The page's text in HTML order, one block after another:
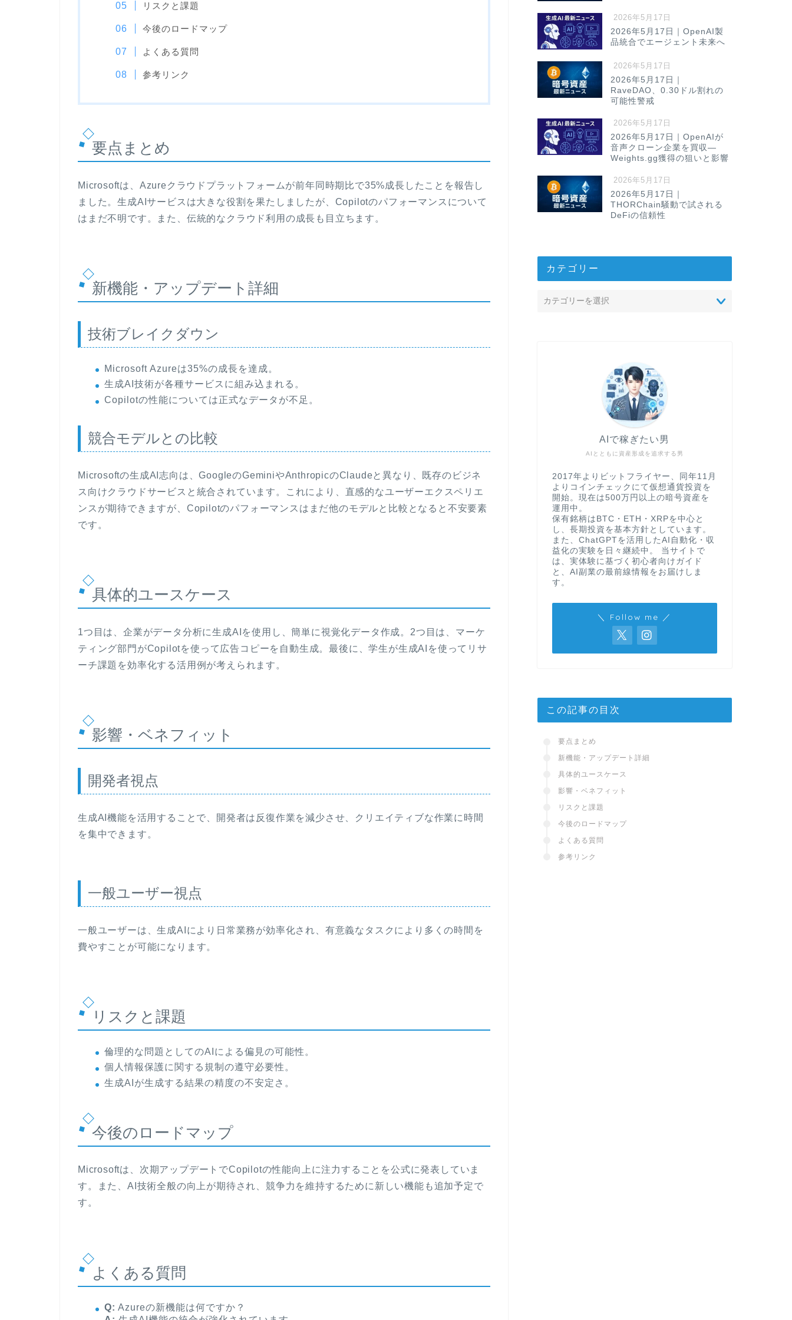
リスクと課題
今後のロードマップ
よくある質問
参考リンク
要点まとめ
Microsoftは、Azureクラウドプラットフォームが前年同時期比で35%成長したことを報告し
ました。生成AIサービスは大きな役割を果たしましたが、Copilotのパフォーマンスについて
はまだ不明です。また、伝統的なクラウド利用の成長も目立ちます。
新機能・アップデート詳細
技術ブレイクダウン
Microsoft Azureは35%の成長を達成。
生成AI技術が各種サービスに組み込まれる。
Copilotの性能については正式なデータが不足。
競合モデルとの比較
Microsoftの生成AI志向は、GoogleのGeminiやAnthropicのClaudeと異なり、既存のビジネ
ス向けクラウドサービスと統合されています。これにより、直感的なユーザーエクスペリエ
ンスが期待できますが、Copilotのパフォーマンスはまだ他のモデルと比較となると不安要素
です。
具体的ユースケース
1つ目は、企業がデータ分析に生成AIを使用し、簡単に視覚化データ作成。2つ目は、マーケ
ティング部門がCopilotを使って広告コピーを自動生成。最後に、学生が生成AIを使ってリサ
ーチ課題を効率化する活用例が考えられます。
影響・ベネフィット
開発者視点
生成AI機能を活用することで、開発者は反復作業を減少させ、クリエイティブな作業に時間
を集中できます。
一般ユーザー視点
一般ユーザーは、生成AIにより日常業務が効率化され、有意義なタスクにより多くの時間を
費やすことが可能になります。
リスクと課題
倫理的な問題としてのAIによる偏見の可能性。
個人情報保護に関する規制の遵守必要性。
生成AIが生成する結果の精度の不安定さ。
今後のロードマップ
Microsoftは、次期アップデートでCopilotの性能向上に注力することを公式に発表していま
す。また、AI技術全般の向上が期待され、競争力を維持するために新しい機能も追加予定で
す。
よくある質問
Q: Azureの新機能は何ですか？
2026年5月17日
2026年5月17日｜OpenAI製
品統合でエージェント未来へ
2026年5月17日
2026年5月17日｜
RaveDAO、0.30ドル割れの
可能性警戒
2026年5月17日
2026年5月17日｜OpenAIが
音声クローン企業を買収—
Weights.gg獲得の狙いと影響
2026年5月17日
2026年5月17日｜
THORChain騒動で試される
DeFiの信頼性
カテゴリー
AIとともに資産形成を追求する男
AIで稼ぎたい男
2017年よりビットフライヤー、同年11月
よりコインチェックにて仮想通貨投資を
開始。現在は500万円以上の暗号資産を
運用中。
保有銘柄はBTC・ETH・XRPを中心と
し、長期投資を基本方針としています。
また、ChatGPTを活用したAI自動化・収
益化の実験を日々継続中。 当サイトで
は、実体験に基づく初心者向けガイド
と、AI副業の最前線情報をお届けしま
す。
＼ Follow me ／
この記事の目次
要点まとめ
新機能・アップデート詳細
具体的ユースケース
影響・ベネフィット
リスクと課題
今後のロードマップ
よくある質問
参考リンク